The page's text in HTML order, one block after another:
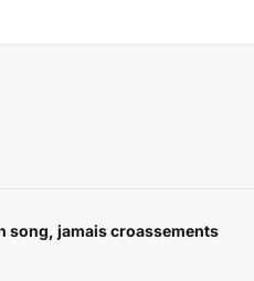
song, jamais croassements